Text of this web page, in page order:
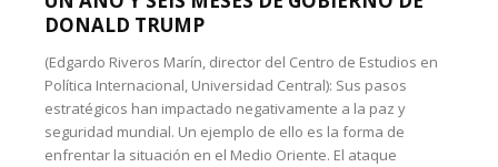
DONALD TRUMP
(Edgardo Riveros Marín, director del Centro de Estudios en
Política Internacional, Universidad Central): Sus pasos
estratégicos han impactado negativamente a la paz y
seguridad mundial. Un ejemplo de ello es la forma de
enfrentar la situación en el Medio Oriente. El ataque